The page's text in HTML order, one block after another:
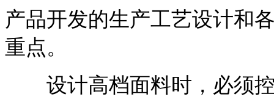
产品开发的生产工艺设计和
重点。
设计高档面料时，必须控